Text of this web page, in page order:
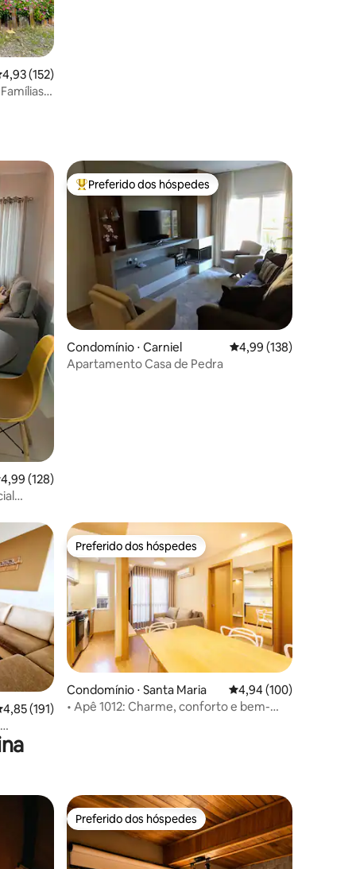
de uma avaliação média de 5, 152 avaliações
4,93 (152)
|
hóspedes
de uma avaliação média de 5, 128 avaliações
4,99 (128)
Entre os melhores preferidos dos hóspedes
Preferido dos hóspedes
Condomínio ⋅ Carniel 4,99 de uma avaliação
4,99 (138)
Apartamento Casa de Pedra
de uma avaliação média de 5, 191 avaliações
4,85 (191)
Preferido dos hóspedes
Preferido dos hóspedes
Condomínio ⋅ Santa Maria 4,94 de uma avaliação
4,94 (100)
• Apê 1012: Charme, conforto e bem-
Preferido dos hóspedes
Preferido dos hóspedes